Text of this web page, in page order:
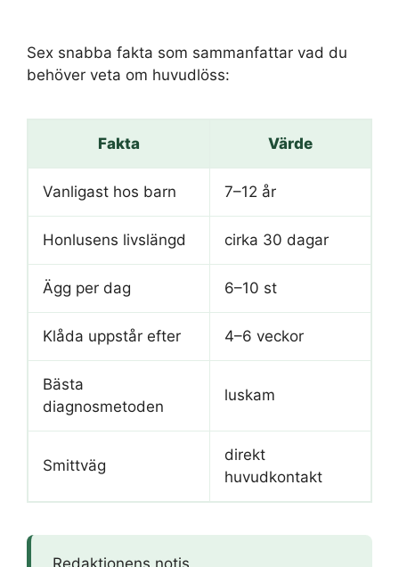
Sex snabba fakta som sammanfattar vad du
behöver veta om huvudlöss:
Fakta Värde
Vanligast hos barn 7–12 år
Honlusens livslängd cirka 30 dagar
Ägg per dag 6–10 st
Klåda uppstår efter 4–6 veckor
Bästa
diagnosmetoden
luskam
Smittväg
direkt
huvudkontakt
Redaktionens notis